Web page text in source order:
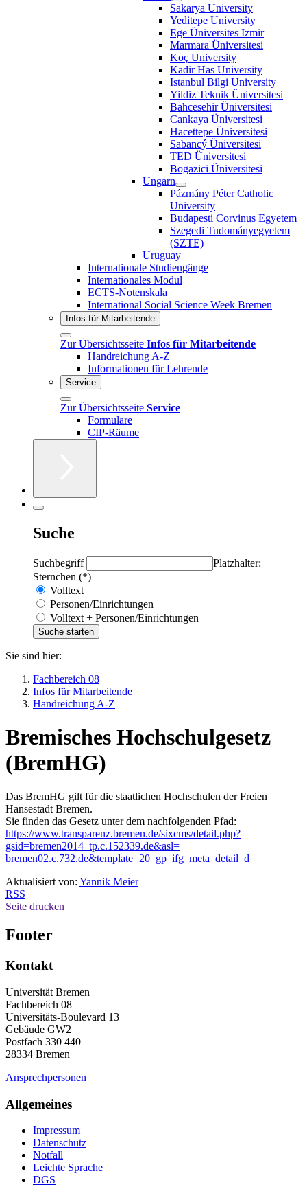
Sakarya University
Yeditepe University
Ege Üniversites Izmir
Marmara Üniversitesi
Koç University
Kadir Has University
Istanbul Bilgi University
Yildiz Teknik Üniversitesi
Bahcesehir Üniversitesi
Cankaya Üniversitesi
Hacettepe Üniversitesi
Sabancý Üniversitesi
TED Üniversitesi
Bogazici Üniversitesi
Ungarn
Pázmány Péter Catholic
University
Budapesti Corvinus Egyetem
Szegedi Tudományegyetem
(SZTE)
Uruguay
Internationale Studiengänge
Internationales Modul
ECTS-Notenskala
International Social Science Week Bremen
Infos für Mitarbeitende
Zur Übersichtsseite Infos für Mitarbeitende
Handreichung A-Z
Informationen für Lehrende
Service
Zur Übersichtsseite Service
Formulare
CIP-Räume
Suche
Suchbegriff
Platzhalter:
Sternchen (*)
Volltext
Personen/Einrichtungen
Volltext + Personen/Einrichtungen
Sie sind hier:
Fachbereich 08
Infos für Mitarbeitende
Handreichung A-Z
Bremisches Hochschulgesetz
(BremHG)
Das BremHG gilt für die staatlichen Hochschulen der Freien
Hansestadt Bremen.
Sie finden das Gesetz unter dem nachfolgenden Pfad:
https://www.transparenz.bremen.de/sixcms/detail.php?
gsid=bremen2014_tp.c.152339.de&asl=
bremen02.c.732.de&template=20_gp_ifg_meta_detail_d
Aktualisiert von: Yannik Meier
RSS
Seite drucken
Footer
Kontakt
Universität Bremen
Fachbereich 08
Universitäts-Boulevard 13
Gebäude GW2
Postfach 330 440
28334 Bremen
Ansprechpersonen
Allgemeines
Impressum
Datenschutz
Notfall
Leichte Sprache
DGS